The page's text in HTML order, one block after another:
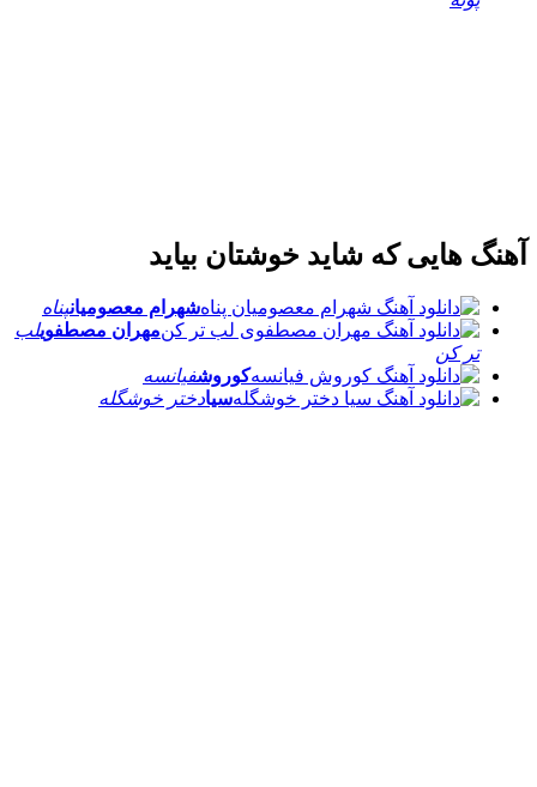
آهنگ هایی که شاید خوشتان بیاید
شهرام معصومیانپناه
مهران مصطفویلب
تر کن
کوروشفیانسه
سیادختر خوشگله